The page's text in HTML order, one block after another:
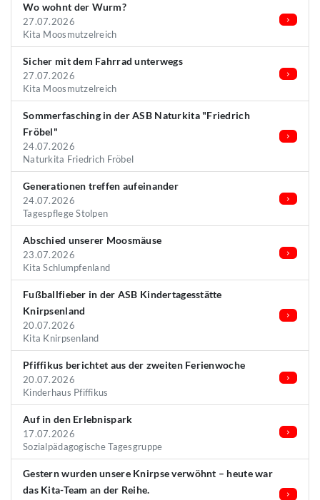
Wo wohnt der Wurm?
27.07.2026
Kita Moosmutzelreich
Sicher mit dem Fahrrad unterwegs
27.07.2026
Kita Moosmutzelreich
Sommerfasching in der ASB Naturkita "Friedrich
Fröbel"
24.07.2026
Naturkita Friedrich Fröbel
Generationen treffen aufeinander
24.07.2026
Tagespflege Stolpen
Abschied unserer Moosmäuse
23.07.2026
Kita Schlumpfenland
Fußballfieber in der ASB Kindertagesstätte
Knirpsenland
20.07.2026
Kita Knirpsenland
Pfiffikus berichtet aus der zweiten Ferienwoche
20.07.2026
Kinderhaus Pfiffikus
Auf in den Erlebnispark
17.07.2026
Sozialpädagogische Tagesgruppe
Gestern wurden unsere Knirpse verwöhnt – heute war
das Kita-Team an der Reihe.